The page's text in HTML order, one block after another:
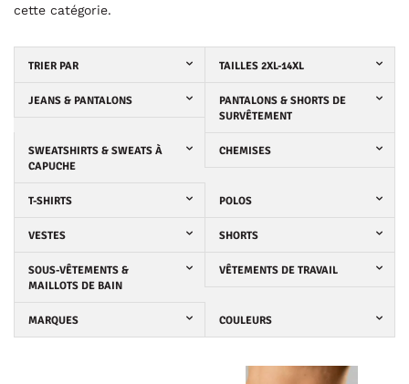
cette catégorie.
TRIER PAR TAILLES 2XL-14XL
JEANS & PANTALONS
PANTALONS & SHORTS DE
SURVÊTEMENT
SWEATSHIRTS & SWEATS À
CAPUCHE
CHEMISES
T-SHIRTS POLOS
VESTES SHORTS
SOUS-VÊTEMENTS &
MAILLOTS DE BAIN
VÊTEMENTS DE TRAVAIL
MARQUES COULEURS